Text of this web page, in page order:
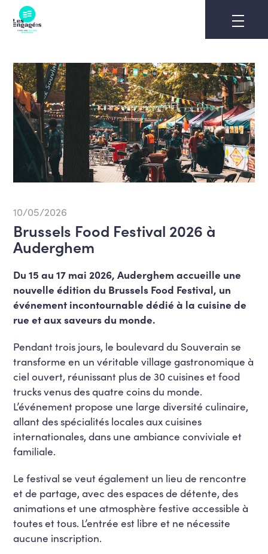
content
10/05/2026
Brussels Food Festival 2026 à
Auderghem
Du 15 au 17 mai 2026, Auderghem accueille une
nouvelle édition du Brussels Food Festival, un
événement incontournable dédié à la cuisine de
rue et aux saveurs du monde.
Pendant trois jours, le boulevard du Souverain se
transforme en un véritable village gastronomique à
ciel ouvert, réunissant plus de 30 cuisines et food
trucks venus des quatre coins du monde.
L’événement propose une large diversité culinaire,
allant des spécialités locales aux cuisines
internationales, dans une ambiance conviviale et
familiale.
Le festival se veut également un lieu de rencontre
et de partage, avec des espaces de détente, des
animations et une atmosphère festive accessible à
toutes et tous. L’entrée est libre et ne nécessite
aucune inscription.